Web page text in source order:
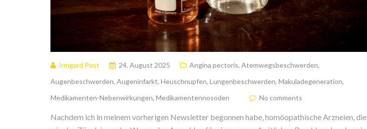
Irmgard Post 24. August 2025 Angina pectoris, Atemwegsbeschwerden,
Augenbeschwerden, Augeninfarkt, Heuschnupfen, Lungenbeschwerden, Makuladegeneration,
Medikamenten-Nebenwirkungen, Medikamentennosoden No comments
Nachdem ich in meinem vorherigen Newsletter begonnen habe, homöopathische Arzneien, die